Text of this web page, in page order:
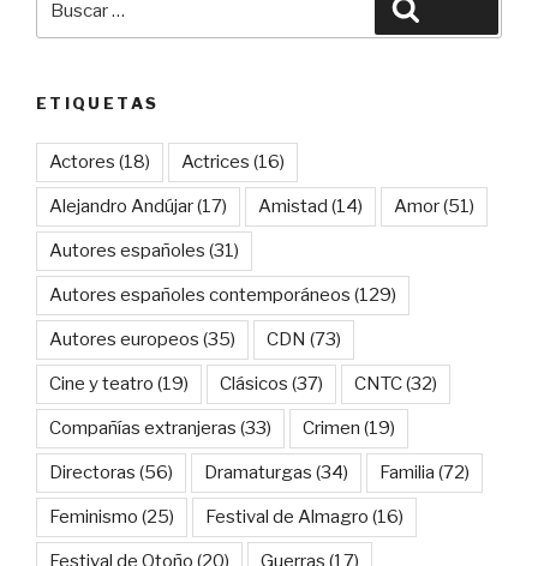
por:
ETIQUETAS
Actores (18) Actrices (16)
Alejandro Andújar(17) Amistad (14) Amor(51)
Autores españoles (31)
Autores españoles contemporáneos (129)
Autores europeos (35) CDN (73)
Cine y teatro (19) Clásicos (37) CNTC(32)
Compañías extranjeras (33) Crimen (19)
Directoras (56) Dramaturgas (34) Familia (72)
Feminismo (25) Festival de Almagro (16)
Festival de Otoño (20) Guerras (17)